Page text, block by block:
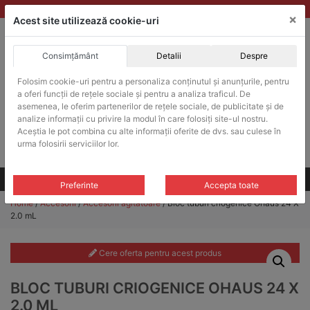
Skip
to
ACHIZITII PUBLICE
Produsele pot fi achizitionate si in sistemul SEAP / SICAP
Products
search
CAUTARE
Toate produsele
Home/Accesorii/Accesorii agitatoare/ Bloc tuburi criogenice Ohaus 24 X
2.0 mL
Cere oferta pentru acest produs
BLOC TUBURI CRIOGENICE OHAUS 24 X
2.0 ML
Acest site utilizează cookie-uri ×
Consimțământ Detalii Despre
Folosim cookie-uri pentru a personaliza conținutul și anunțurile, pentru
a oferi funcții de rețele sociale și pentru a analiza traficul. De
asemenea, le oferim partenerilor de rețele sociale, de publicitate și de
analize informații cu privire la modul în care folosiți site-ul nostru.
Aceștia le pot combina cu alte informații oferite de dvs. sau culese în
urma folosirii serviciilor lor.
Preferinte Accepta toate